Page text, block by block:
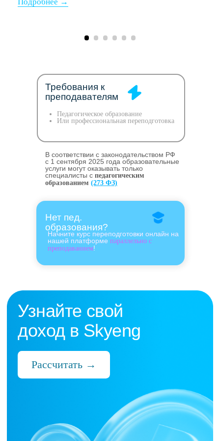
Педагогическое образование
Или профессиональная переподготовка
В соответствии с законодательством РФ
c 1 сентября 2025 года образовательные
услуги могут оказывать только
специалисты с педагогическим
образованием (273 ФЗ)
Начните курс переподготовки онлайн на
нашей платформе параллельно с
преподаванием!
Требования к
преподавателям
Нет пед.
образования?
Нас выбрали 10 000+
которые ценят:
Время
Готовые планы и материалы, онлайн-
платформа с автопроверкой заданий,
поддержка 24/7 и никакой бюрократии
Деньги
без штрафов и переработок, скрытых
условий и неприятных сюрпризов
Уважение к преподавателю и его